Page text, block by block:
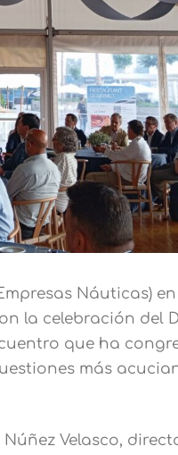
Náuticas)
la celebración del
que ha
más
Velasco,